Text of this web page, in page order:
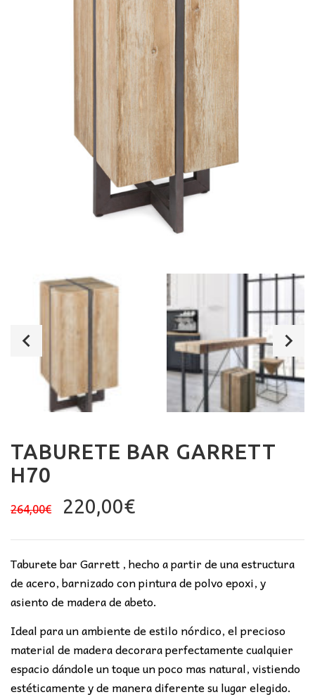
TABURETE BAR GARRETT
H70
264,00€
El
original
era:
264,00€.
220,00€El
actual
es:
220,00€.
Taburete bar Garrett , hecho a partir de una estructura
de acero, barnizado con pintura de polvo epoxi, y
asiento de madera de abeto.
Ideal para un ambiente de estilo nórdico, el precioso
material de madera decorara perfectamente cualquier
espacio dándole un toque un poco mas natural, vistiendo
estéticamente y de manera diferente su lugar elegido.